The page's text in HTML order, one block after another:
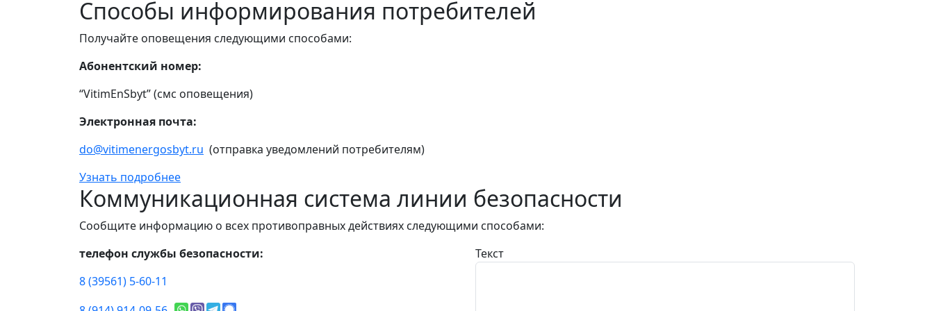
Способы информирования потребителей
Получайте оповещения следующими способами:
Абонентский номер:
“VitimEnSbyt” (смс оповещения)
Электронная почта:
do@vitimenergosbyt.ru (отправка уведомлений потребителям)
Узнать подробнее
Коммуникационная система линии безопасности
Сообщите информацию о всех противоправных действиях следующими способами:
телефон службы безопасности:
8 (39561) 5-60-11
Текст